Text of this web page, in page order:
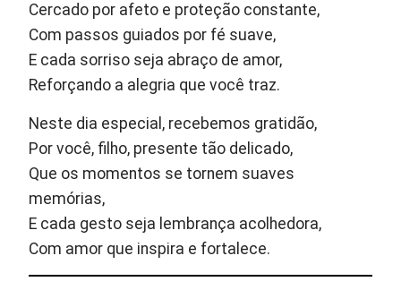
Cercado por afeto e proteção constante,
Com passos guiados por fé suave,
E cada sorriso seja abraço de amor,
Reforçando a alegria que você traz.
Neste dia especial, recebemos gratidão,
Por você, filho, presente tão delicado,
Que os momentos se tornem suaves
memórias,
E cada gesto seja lembrança acolhedora,
Com amor que inspira e fortalece.